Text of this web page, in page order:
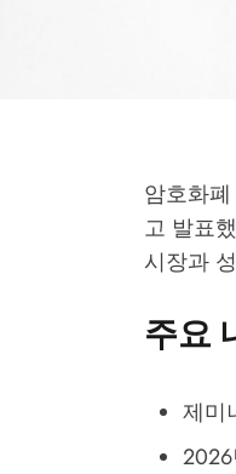
암호화
고 발표
시장과
주요
제미